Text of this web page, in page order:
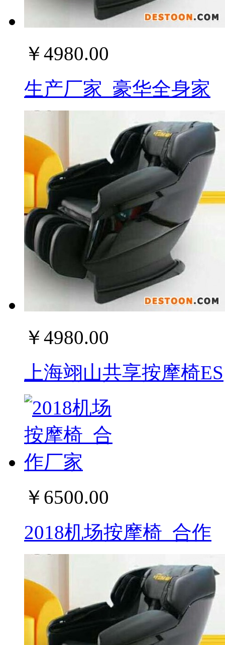
￥4980.00
生产厂家_豪华全身家
￥4980.00
上海翊山共享按摩椅ES
￥6500.00
2018机场按摩椅_合作